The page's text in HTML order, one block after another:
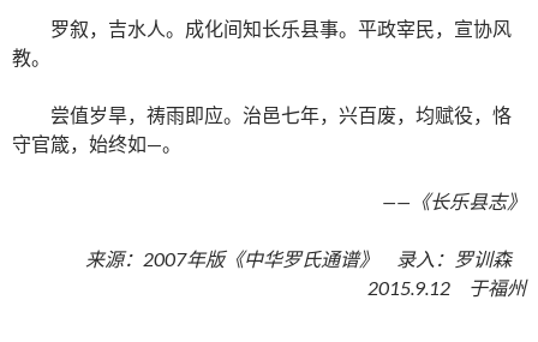
罗叙，吉水人。成化间知长乐县事。平政宰民，宣协风
教。
尝值岁旱，祷雨即应。治邑七年，兴百废，均赋役，恪
守官箴，始终如—。
——《长乐县志》
来源：2007年版《中华罗氏通谱》 录入：罗训森
2015.9.12 于福州